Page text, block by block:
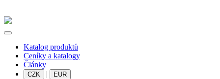
Katalog produktů
Ceníky a katalogy
Články
CZK | EUR